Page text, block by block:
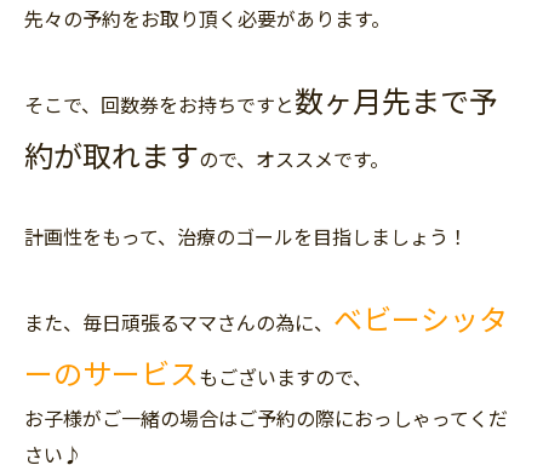
先々の予約をお取り頂く必要があります。
そこで、回数券をお持ちですと数ヶ月先まで予
約が取れますので、オススメです。
計画性をもって、治療のゴールを目指しましょう！
また、毎日頑張るママさんの為に、 ベビーシッタ
ーのサービスもございますので、
お子様がご一緒の場合はご予約の際におっしゃってくだ
さい♪